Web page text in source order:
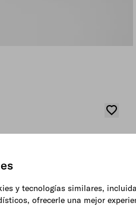
y tecnologías similares,
ofrecerle una mejor